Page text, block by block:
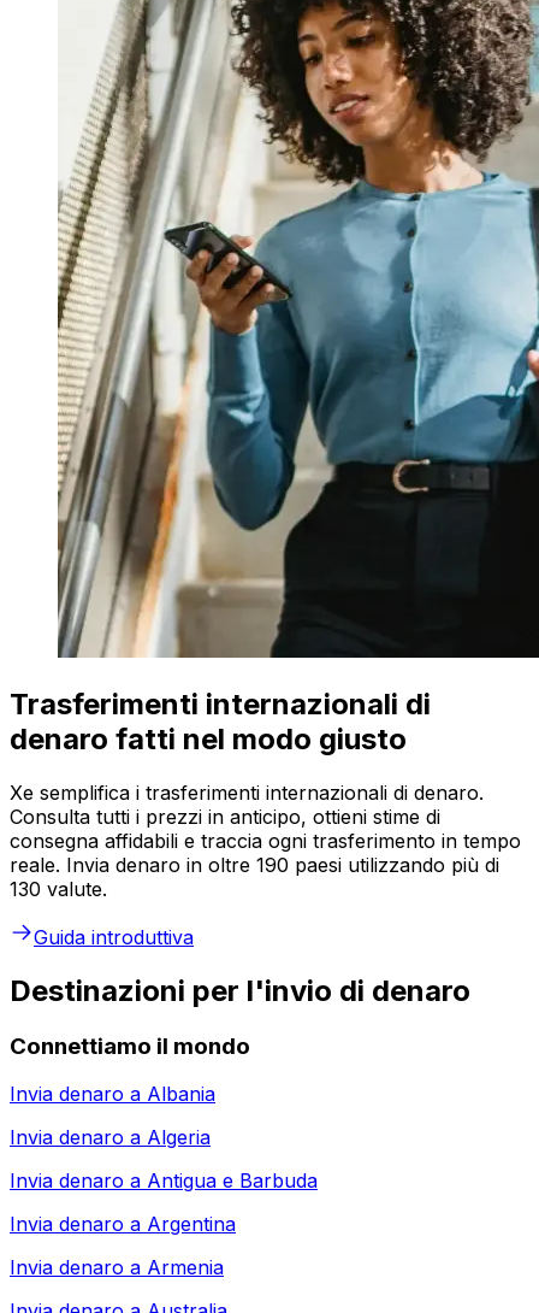
Trasferimenti internazionali di
denaro fatti nel modo giusto
Xe semplifica i trasferimenti internazionali di denaro.
Consulta tutti i prezzi in anticipo, ottieni stime di
consegna affidabili e traccia ogni trasferimento in tempo
reale. Invia denaro in oltre 190 paesi utilizzando più di
130 valute.
Guida introduttiva
Destinazioni per l'invio di denaro
Connettiamo il mondo
Invia denaro a Albania
Invia denaro a Algeria
Invia denaro a Antigua e Barbuda
Invia denaro a Argentina
Invia denaro a Armenia